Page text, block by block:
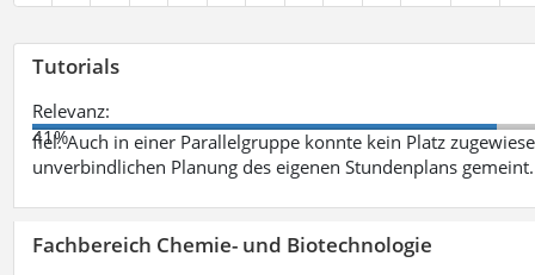
Tutorials
Relevanz:
41%
fiel. Auch in einer Parallelgruppe konnte kein Platz
unverbindlichen Planung des eigenen Stundenplans
Fachbereich Chemie- und Biotechnologie